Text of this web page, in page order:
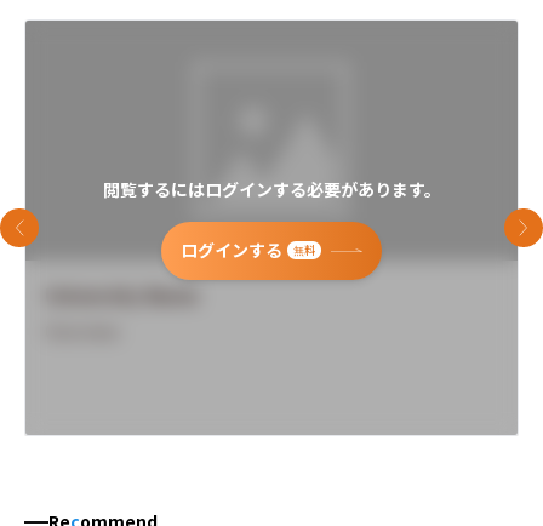
閲覧するにはログインする必要があります。
ログインする 無料
前のスライド 次
Recommend